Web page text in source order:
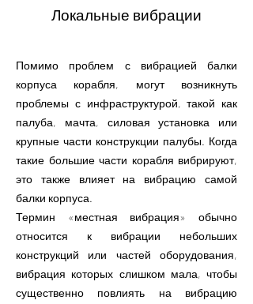
Локальные вибрации
Помимо проблем с вибрацией балки
корпуса корабля, могут возникнуть
проблемы с инфраструктурой, такой как
палуба, мачта, силовая установка или
крупные части конструкции палубы. Когда
такие большие части корабля вибрируют,
это также влияет на вибрацию самой
балки корпуса.
Термин «местная вибрация» обычно
относится к вибрации небольших
конструкций или частей оборудования,
вибрация которых слишком мала, чтобы
существенно повлиять на вибрацию